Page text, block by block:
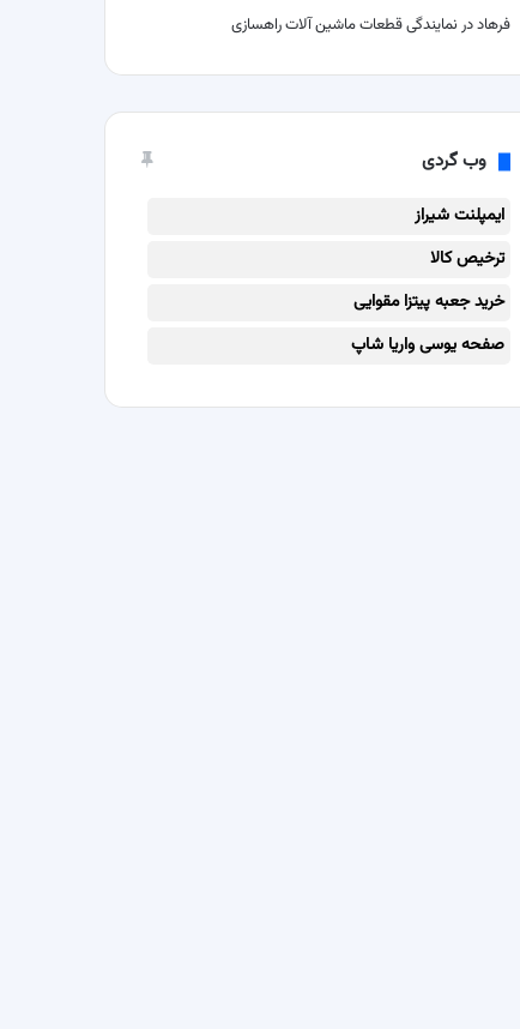
فرهاددر نمایندگی قطعات ماشین آلات راهسازی
وب گردی
ایمپلنت شیراز
ترخیص کالا
خرید جعبه پیتزا مقوایی
صفحه یوسی واریا شاپ